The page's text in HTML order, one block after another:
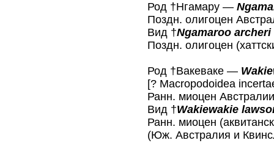
Род †Нгамару —
Поздн. олигоцен
Вид †Ngamaroo archeri
Поздн. олигоцен
Род †Вакеваке —
[? Macropodoidea
Ранн. миоцен
Вид †Wakiewakie
Ранн. миоцен
(Юж. Австралия и